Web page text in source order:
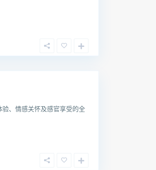
、情感关怀及感官享受的全